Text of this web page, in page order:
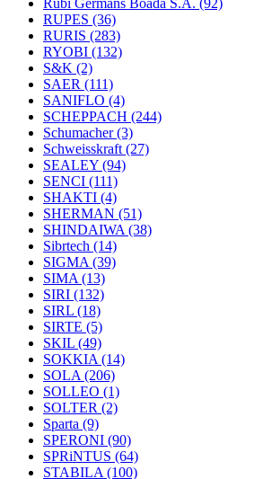
Rubi Germans Boada S.A. (92)
RUPES (36)
RURIS (283)
RYOBI (132)
S&K (2)
SAER (111)
SANIFLO (4)
SCHEPPACH (244)
Schumacher(3)
Schweisskraft (27)
SEALEY (94)
SENCI (111)
SHAKTI (4)
SHERMAN (51)
SHINDAIWA (38)
Sibrtech (14)
SIGMA (39)
SIMA (13)
SIRI (132)
SIRL (18)
SIRTE (5)
SKIL (49)
SOKKIA (14)
SOLA (206)
SOLLEO (1)
SOLTER (2)
Sparta (9)
SPERONI (90)
SPRiNTUS (64)
STABILA (100)